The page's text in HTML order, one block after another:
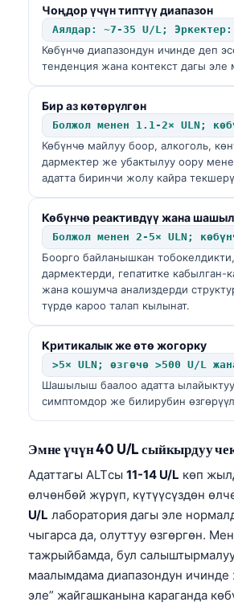
Чоңдор үчүн типтүү диапазон
Аялдар: ~7-35 U/L;
Көбүнчө диапазондун ичинде деп
тенденция жана контекст дагы эле
Бир аз көтөрүлгөн
Болжол менен 1.1-2× ULN;
Көбүнчө майлуу боор, алкоголь,
дармектер же убактылуу оору
адатта биринчи жолу кайра
Көбүнчө реактивдүү жана
Болжол менен 2-5× ULN;
Боорго байланышкан
дармектерди, гепатитке кабылган-
жана кошумча анализдерди
түрдө кароо талап кылынат.
Критикалык же өтө жогорку
>5× ULN; өзгөчө >500 U/L
Шашылыш баалоо адатта
симптомдор же билирубин
Эмне үчүн 40 U/L сыйкырдуу
Адаттагы ALTсы 11-14 U/L көп
өлчөнбөй жүрүп, күтүүсүздөн
U/L лаборатория дагы эле
чыгарса да, олуттуу өзгөргөн.
тажрыйбамда, бул
маалымдама диапазондун ичинде
эле” жайгашканына караганда